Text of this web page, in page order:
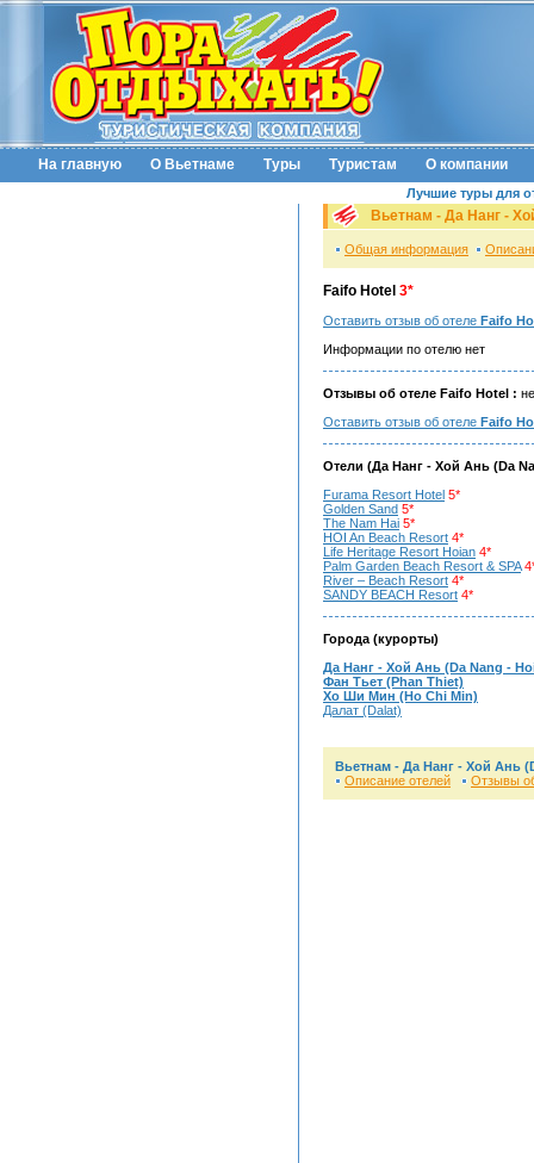
На главную О Вьетнаме Туры Туристам О компании
Лучшие туры для
Вьетнам - Да Нанг -
Общая информация
Faifo Hotel 3*
Оставить отзыв об отеле Faifo
Информации по отелю нет
Отзывы об отеле Faifo Hotel :
Оставить отзыв об отеле Faifo
Отели (Да Нанг - Хой Ань (Da
Furama Resort Hotel 5*
Golden Sand 5*
The Nam Hai 5*
HOI An Beach Resort 4*
Life Heritage Resort Hoian 4*
Palm Garden Beach Resort & SPA
River – Beach Resort 4*
SANDY BEACH Resort 4*
Города (курорты)
Да Нанг - Хой Ань (Da Nang -
Фан Тьет (Phan Thiet)
Хо Ши Мин (Ho Chi Min)
Далат (Dalat)
Вьетнам - Да Нанг - Хой Ань
Описание отелей
Отзывы